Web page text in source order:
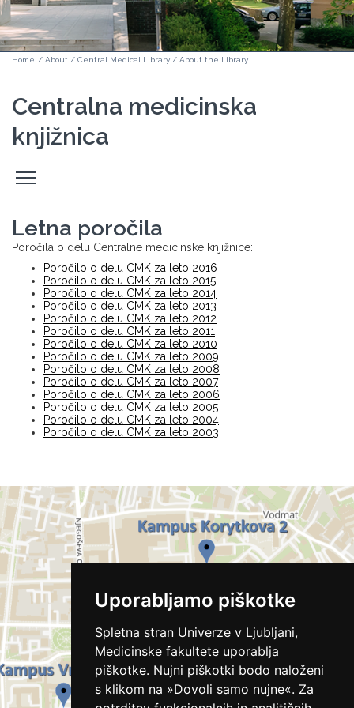
Uporabljamo piškotke
Spletna stran Univerze v Ljubljani,
Medicinske fakultete uporablja
piškotke. Nujni piškotki bodo naloženi
s klikom na »Dovoli samo nujne«. Za
Home / About / Central Medical Library / About the Library
Centralna medicinska
knjižnica
Odpri
stranski
Letna poročila
Poročila o delu Centralne medicinske knjižnice:
Poročilo o delu CMK za leto 2016
Poročilo o delu CMK za leto 2015
Poročilo o delu CMK za leto 2014
Poročilo o delu CMK za leto 2013
Poročilo o delu CMK za leto 2012
Poročilo o delu CMK za leto 2011
Poročilo o delu CMK za leto 2010
Poročilo o delu CMK za leto 2009
Poročilo o delu CMK za leto 2008
Poročilo o delu CMK za leto 2007
Poročilo o delu CMK za leto 2006
Poročilo o delu CMK za leto 2005
Poročilo o delu CMK za leto 2004
Poročilo o delu CMK za leto 2003